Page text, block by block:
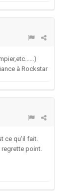
à Rockstar
ce qu'il fait.
point.